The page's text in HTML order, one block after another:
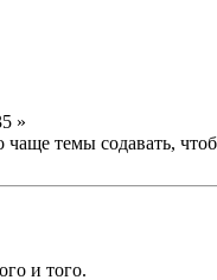
»
чаще темы содавать,
и того.